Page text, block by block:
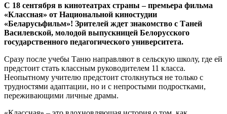
С 18 сентября в кинотеатрах страны – премьера фильма
«Классная» от Национальной киностудии
«Беларусьфильм»! Зрителей ждет знакомство с Таней
Василевской, молодой выпускницей Белорусского
государственного педагогического университета.
Сразу после учебы Таню направляют в сельскую школу, где ей
предстоит стать классным руководителем 11 класса.
Неопытному учителю предстоит столкнуться не только с
трудностями адаптации, но и с непростыми подростками,
переживающими личные драмы.